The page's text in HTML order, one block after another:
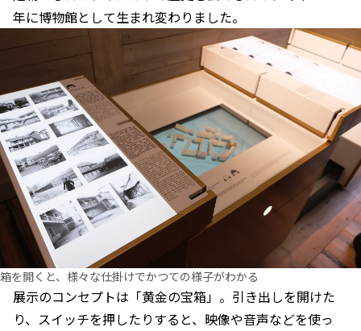
年に博物館として生まれ変わりました。
箱を開くと、様々な仕掛けでかつての様子がわかる
展示のコンセプトは「黄金の宝箱」。引き出しを開けた
り、スイッチを押したりすると、映像や音声などを使っ